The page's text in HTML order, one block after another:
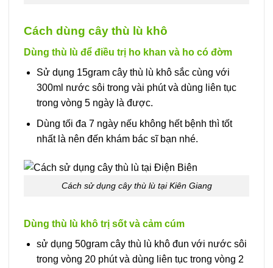
Cách dùng cây thù lù khô
Dùng thù lù để điều trị ho khan và ho có đờm
Sử dụng 15gram cây thù lù khô sắc cùng với
300ml nước sôi trong vài phút và dùng liên tục
trong vòng 5 ngày là được.
Dùng tối đa 7 ngày nếu không hết bệnh thì tốt
nhất là nên đến khám bác sĩ bạn nhé.
Cách sử dụng cây thù lù tại Kiên Giang
Dùng thù lù khô trị sốt và cảm cúm
sử dụng 50gram cây thù lù khô đun với nước sôi
trong vòng 20 phút và dùng liên tục trong vòng 2